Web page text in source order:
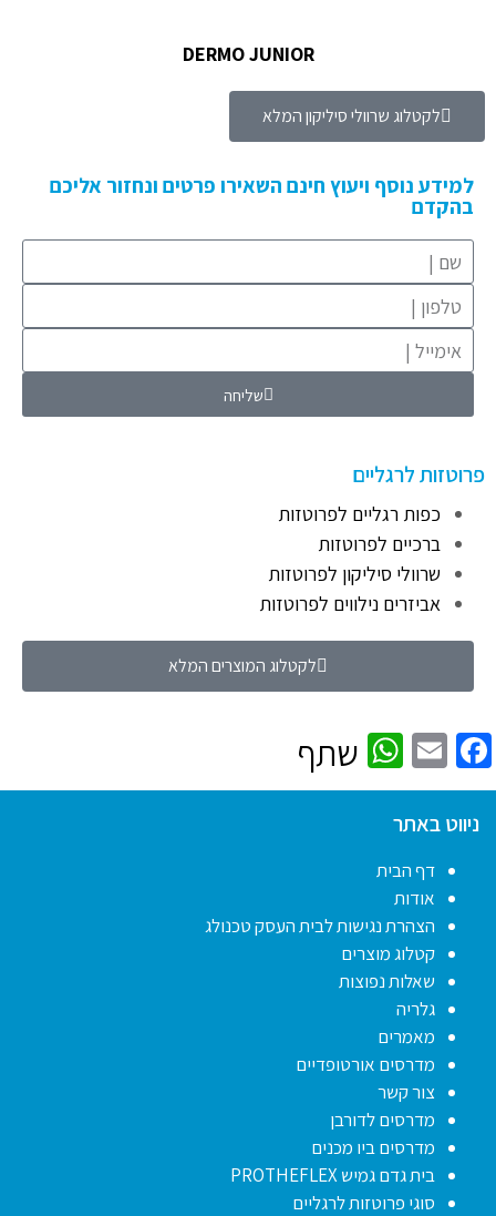
פרוטזות לרגליים
כפות רגליים לפרוטזות
ברכיים לפרוטזות
שרוולי סיליקון לפרוטזות
אביזרים נילווים לפרוטזות
לקטלוג המוצרים המלא
DERMO JUNIOR
לקטלוג שרוולי סיליקון המלא
למידע נוסף ויעוץ חינם השאירו פרטים ונחזור אליכם
בהקדם
שליחה
Facebook
Email
WhatsApp
שתף
ניווט באתר
דף הבית
אודות
הצהרת נגישות לבית העסק טכנולג
קטלוג מוצרים
שאלות נפוצות
גלריה
מאמרים
מדרסים אורטופדיים
צור קשר
מדרסים לדורבן
מדרסים ביו מכנים
בית גדם גמיש PROTHEFLEX
סוגי פרוטזות לרגליים